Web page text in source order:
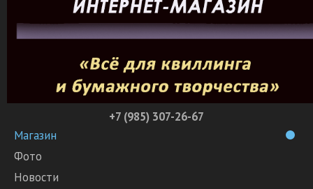
+7 (985) 307-26-67
Магазин
Фото
Новости